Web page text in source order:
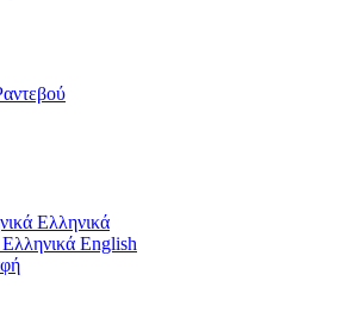
Ελληνικά
English